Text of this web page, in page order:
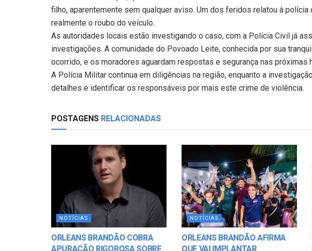
filho, aparentemente sem qualquer aviso. Um dos feridos relatou à
realmente o roubo do veículo.
As autoridades locais estão investigando o caso, com a Polícia Civil já
investigações. A comunidade do Povoado Leite, conhecida por sua
ocorrido, e os moradores aguardam respostas e segurança nas próximas
A Polícia Militar continua em diligências na região, enquanto a
detalhes e identificar os responsáveis por mais este crime de violência.
POSTAGENS RELACIONADAS
NOTÍCIAS
ORLEANS BRANDÃO COBRA
APURAÇÃO RIGOROSA SOBRE
NOTÍCIAS
ORLEANS BRANDÃO AFIRMA
QUE VAI IMPLANTAR